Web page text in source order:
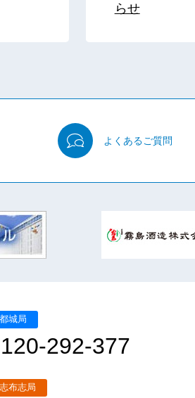
らせ
よくあるご質問
都城局
292-377
志布志局